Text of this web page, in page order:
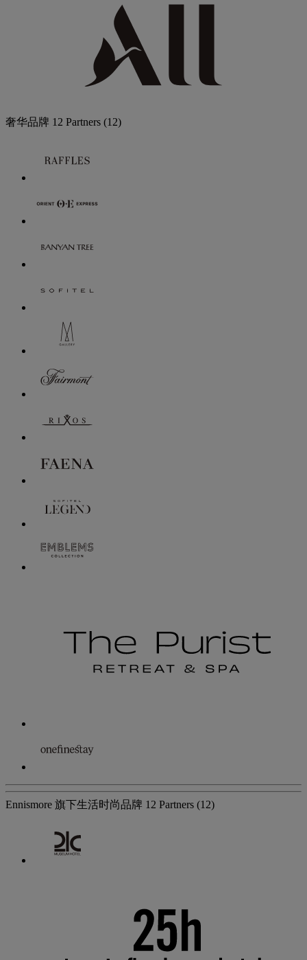
奢华品牌 12 Partners (12)
Ennismore 旗下生活时尚品牌 12 Partners (12)